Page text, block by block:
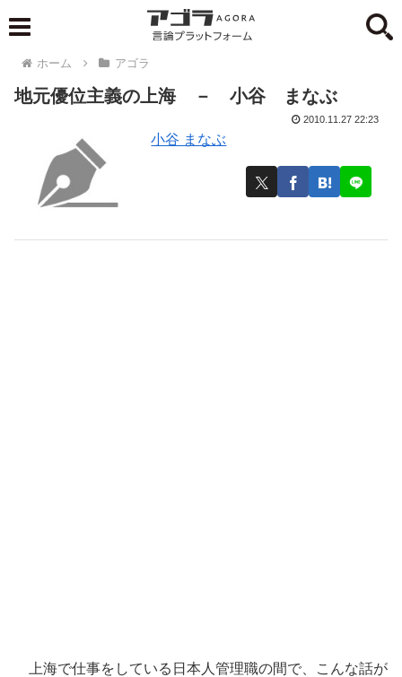
ホーム アゴラ
地元優位主義の上海 － 小谷 まなぶ
小谷 まなぶ
2010.11.27 22:23
上海で仕事をしている日本人管理職の間で、こんな話が